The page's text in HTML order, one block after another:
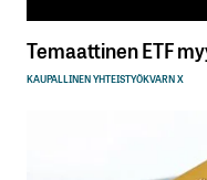
Temaattinen ETF
KAUPALLINEN YHTEISTYÖKVARN X